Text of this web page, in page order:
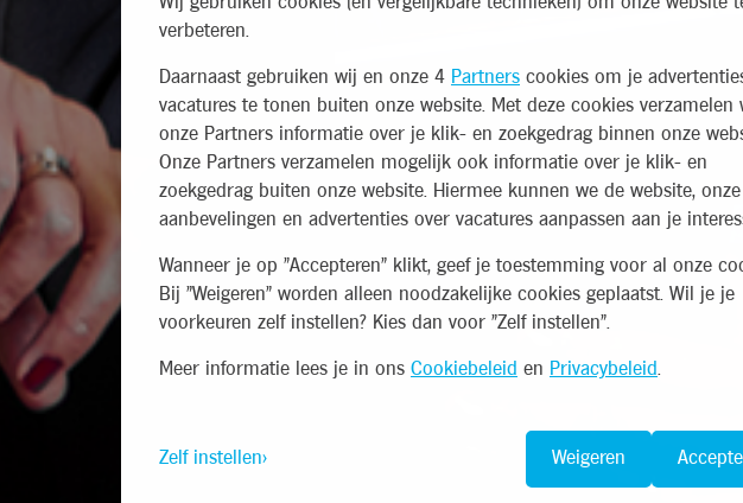
verbeteren.
Daarnaast gebruiken wij en onze 4 Partners cookies om je
vacatures te tonen buiten onze website. Met deze cookies verzamelen
onze Partners informatie over je klik- en zoekgedrag binnen onze
Onze Partners verzamelen mogelijk ook informatie over je klik- en
zoekgedrag buiten onze website. Hiermee kunnen we de website, onze
aanbevelingen en advertenties over vacatures aanpassen aan je
Wanneer je op "Accepteren" klikt, geef je toestemming voor al onze
Bij "Weigeren" worden alleen noodzakelijke cookies geplaatst. Wil je je
voorkeuren zelf instellen? Kies dan voor "Zelf instellen".
Meer informatie lees je in ons Cookiebeleid en Privacybeleid
Zelf instellen Weigeren